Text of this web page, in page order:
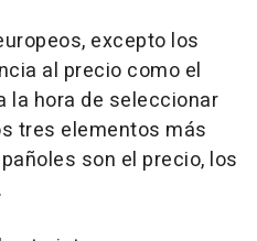
excepto los
al precio como el
hora de seleccionar
tres elementos más
son el precio, los